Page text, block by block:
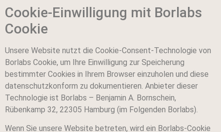
Cookie-Einwilligung mit Borlabs
Cookie
Unsere Website nutzt die Cookie-Consent-Technologie von
Borlabs Cookie, um Ihre Einwilligung zur Speicherung
bestimmter Cookies in Ihrem Browser einzuholen und diese
datenschutzkonform zu dokumentieren. Anbieter dieser
Technologie ist Borlabs – Benjamin A. Bornschein,
Rübenkamp 32, 22305 Hamburg (im Folgenden Borlabs).
Wenn Sie unsere Website betreten, wird ein Borlabs-Cookie